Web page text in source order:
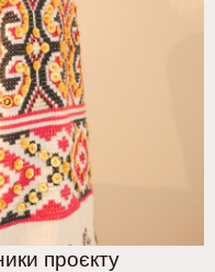
проєкту